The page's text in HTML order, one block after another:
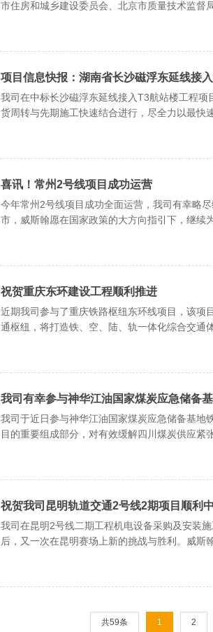
市住房和城乡建设委员会、北京市质量技术监督
项目信息快报：湖南省长沙磁浮东延线接
我司在中标长沙磁浮东延线接入T3航站楼工程
货周转与先期施工快速结合进行，尽全力以最快
喜讯！常州2号线项目成功运营
今年常州2号线项目成功全面运营，我司有幸略
市，威斯翰愿在国家政策的大方向指引下，继续
祝贺重庆东环建设工程顺利推进
近期我司参与了重庆铁路枢纽东环线项目，该项
通枢纽，将打造铁、空、陆、轨一体化综合交通
我司有幸参与神华江油国家煤炭应急储备
我司于近日参与神华江油国家煤炭应急储备基地
目的重要组成部分，对有效缓解四川煤炭供应
祝贺我司昆明轨道交通2号线2期项目顺利
我司在昆明2号线二期工程机电设备采购及安装
后，又一次在昆明赛场上新的挑战与胜利。威
题应对能力，遇到困难各个击破，最终顺利中
忽视对专业知识的不断学习与不断创新，以实
共59条 1 2